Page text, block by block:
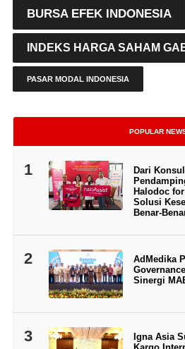
BURSA EFEK INDONESIA
INDEKS HARGA SAHAM
PASAR MODAL INDONESIA
POPULAR
1
Dari
Halodoc
Solusi
Benar-
2
AdMedika
Sinergi
3
Igna Asia
Kargo